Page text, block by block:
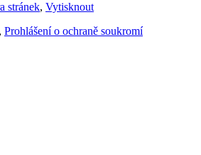
stránek, Vytisknout
, Prohlášení o ochraně soukromí